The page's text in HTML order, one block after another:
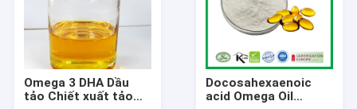
Omega 3 DHA Dầu
tảo Chiết xuất tảo
Docosahexaenoic
acid Omega Oil